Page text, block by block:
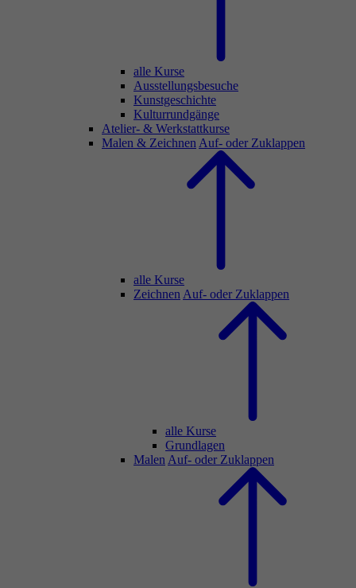
alle Kurse
Ausstellungsbesuche
Kunstgeschichte
Kulturrundgänge
Atelier- & Werkstattkurse
Malen & Zeichnen Auf- oder Zuklappen
alle Kurse
Zeichnen Auf- oder Zuklappen
alle Kurse
Grundlagen
Malen Auf- oder Zuklappen